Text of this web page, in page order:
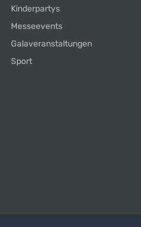
Kinderpartys
Messeevents
Galaveranstaltungen
Sport